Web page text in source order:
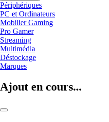
Périphériques
PC et Ordinateurs
Mobilier Gaming
Pro Gamer
Streaming
Multimédia
Déstockage
Marques
Ajout en cours...